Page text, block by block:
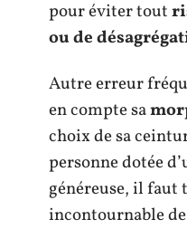
pour éviter tout
ou de
Autre erreur
en compte sa
choix de sa
personne dotée
généreuse, il faut
incontournable